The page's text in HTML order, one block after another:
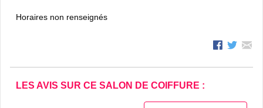
Horaires non renseignés
LES AVIS SUR CE SALON DE COIFFURE :